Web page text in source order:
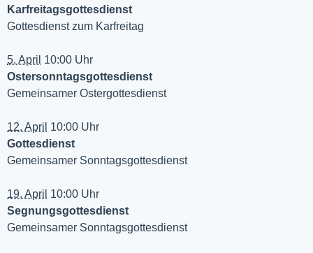
Karfreitagsgottesdienst
Gottesdienst zum Karfreitag
5. April 10:00 Uhr
Ostersonntagsgottesdienst
Gemeinsamer Ostergottesdienst
12. April 10:00 Uhr
Gottesdienst
Gemeinsamer Sonntagsgottesdienst
19. April 10:00 Uhr
Segnungsgottesdienst
Gemeinsamer Sonntagsgottesdienst